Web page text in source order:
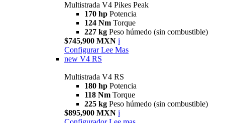
Multistrada V4 Pikes Peak
170 hp Potencia
124 Nm Torque
227 kg Peso húmedo (sin combustible)
$745,900 MXN i
Configurar Lee Mas
new V4 RS
Multistrada V4 RS
180 hp Potencia
118 Nm Torque
225 kg Peso húmedo (sin combustible)
$895,900 MXN i